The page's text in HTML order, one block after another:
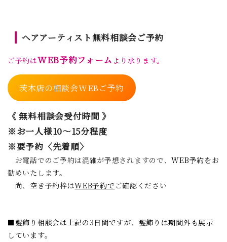
ヘアアーティスト無料相談会ご予約
ご予約はWEB予約フォーム より承ります。
茨木店の相談会WEBご予約
《 無料相談会受付時間 》
※お一人様10～15分程度
※要予約〈先着順〉
お電話でのご予約は混雑が予想されますので、WEB予約をお
勧めいたします。
尚、空き予約枠はWEB予約で ご確認ください
■髪飾り相談会は上記の3日間ですが、髪飾りは期間外も展示
しています。